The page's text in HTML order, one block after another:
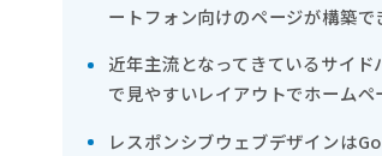
ートフォン向けのページが構築で
近年主流となってきているサイ
で見やすいレイアウトでホームペ
レスポンシブウェブデザインは